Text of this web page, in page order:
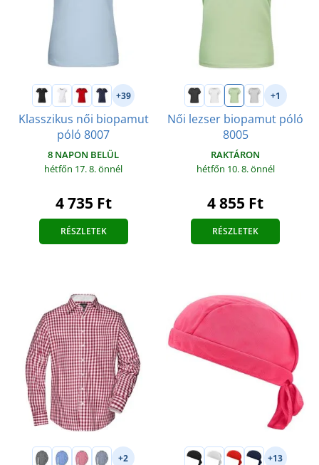
+39
Klasszikus női biopamut
póló 8007
8 NAPON BELÜL
hétfőn 17. 8.önnél
4 735 Ft
RÉSZLETEK
+1
Női lezser biopamut póló
8005
RAKTÁRON
hétfőn 10. 8.önnél
4 855 Ft
RÉSZLETEK
+2 +13